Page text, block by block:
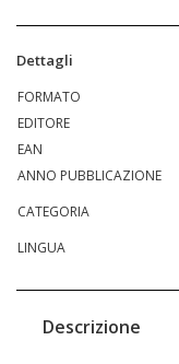
Dettagli
FORMATO
EDITORE
EAN
ANNO PUBBLICAZIONE
CATEGORIA
LINGUA
Descrizione